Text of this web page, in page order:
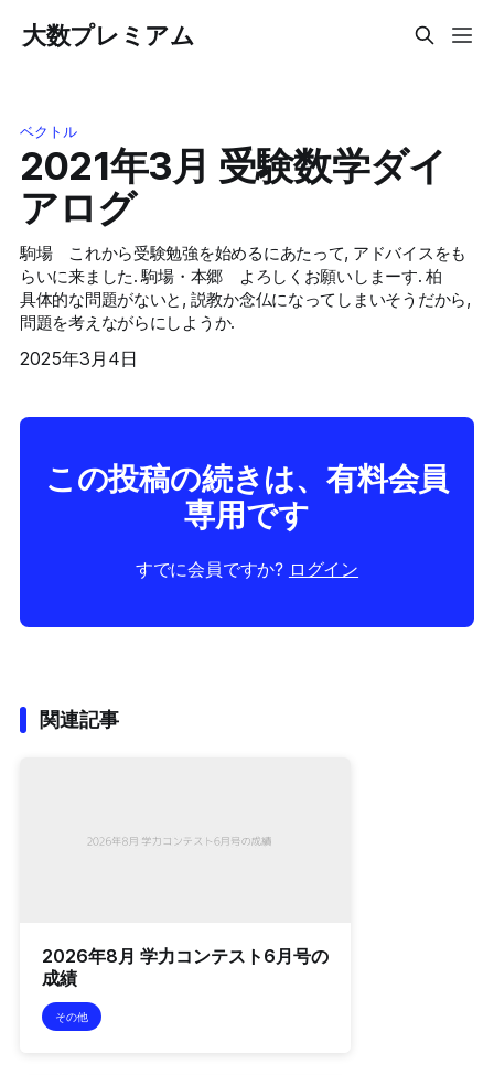
大数プレミアム
ベクトル
2021年3月 受験数学ダイ
アログ
駒場 これから受験勉強を始めるにあたって, アドバイスをも
らいに来ました. 駒場・本郷 よろしくお願いしまーす. 柏
具体的な問題がないと, 説教か念仏になってしまいそうだから,
問題を考えながらにしようか.
2025年3月4日
この投稿の続きは、有料会員
専用です
すでに会員ですか? ログイン
関連記事
2026年8月 学力コンテスト6月号の
成績
その他